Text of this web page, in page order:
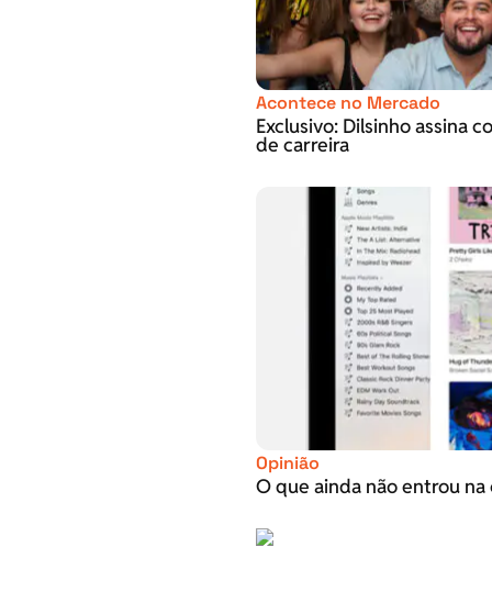
Acontece no Mercado
Exclusivo: Dilsinho assina
de carreira
Opinião
O que ainda não entrou